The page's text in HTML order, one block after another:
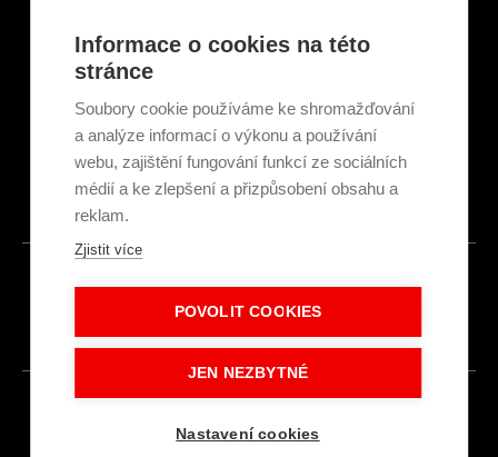
Články a novinky
GDPR & Cookies
Ekologická recyklace
Projekty EU
Intranet - Přihlášení
Přihlášení
© 2026
Informace o cookies na této
stránce
Soubory cookie používáme ke shromažďování
a analýze informací o výkonu a používání
webu, zajištění fungování funkcí ze sociálních
médií a ke zlepšení a přizpůsobení obsahu a
reklam.
Zjistit více
POVOLIT COOKIES
JEN NEZBYTNÉ
Nastavení cookies